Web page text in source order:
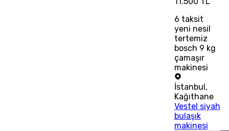
6 taksit
yeni nesil
tertemiz
bosch 9 kg
çamaşır
makinesi
İstanbul,
Kağıthane
Vestel siyah
bulaşık
makinesi